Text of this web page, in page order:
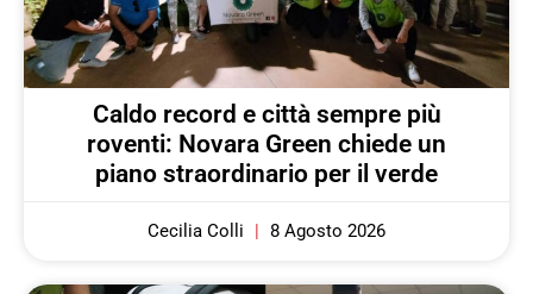
Caldo record e città sempre più
roventi: Novara Green chiede un
piano straordinario per il verde
Cecilia Colli 8 Agosto 2026